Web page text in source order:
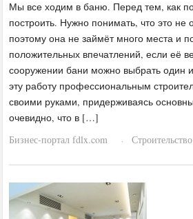
Мы все ходим в баню. Перед тем, как
построить. Нужно понимать, что это не
поэтому она не займёт много места и
положительных впечатлений, если её
сооружении бани можно выбрать один
эту работу профессиональным
своими руками, придерживаясь
очевидно, что в […]
Бизнес-портал fdlx.com
·